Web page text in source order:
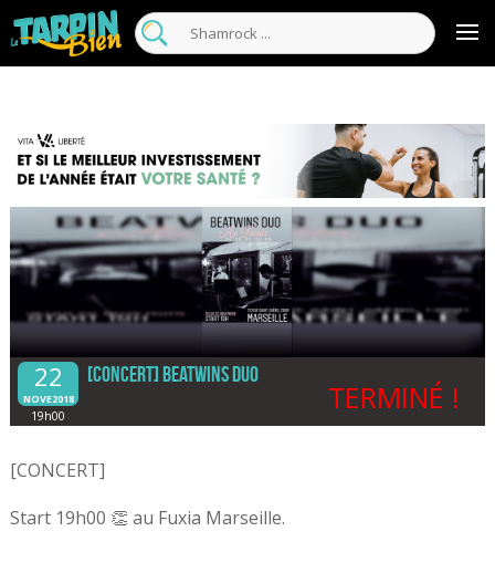
22
NOVE2018
19h00
[CONCERT] Beatwins Duo
TERMINÉ !
[CONCERT]
Start 19h00 👏 au Fuxia Marseille.